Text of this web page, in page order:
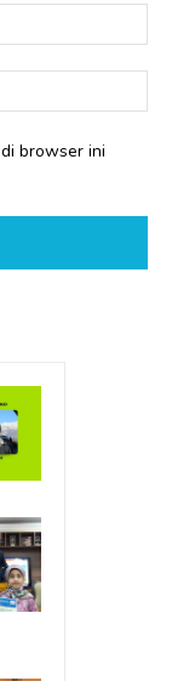
browser ini